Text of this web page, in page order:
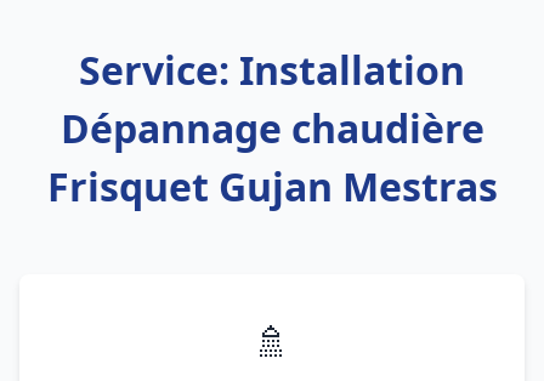
Service: Installation
Dépannage chaudière
Frisquet Gujan Mestras
🚿